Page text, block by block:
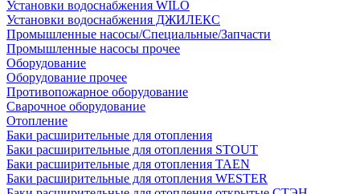
Установки водоснабжения WILO
Установки водоснабжения ДЖИЛЕКС
Промышленные насосы/Специальные/Запчасти
Промышленные насосы прочее
Оборудование
Оборудование прочее
Противопожарное оборудование
Сварочное оборудование
Отопление
Баки расширительные для отопления
Баки расширительные для отопления STOUT
Баки расширительные для отопления TAEN
Баки расширительные для отопления WESTER